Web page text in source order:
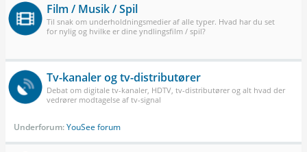
Film / Musik / Spil
Til snak om underholdningsmedier af alle typer. Hvad har du set
for nylig og hvilke er dine yndlingsfilm / spil?
Tv-kanaler og tv-distributører
Debat om digitale tv-kanaler, HDTV, tv-distributører og alt hvad der
vedrører modtagelse af tv-signal
Underforum:YouSee forum